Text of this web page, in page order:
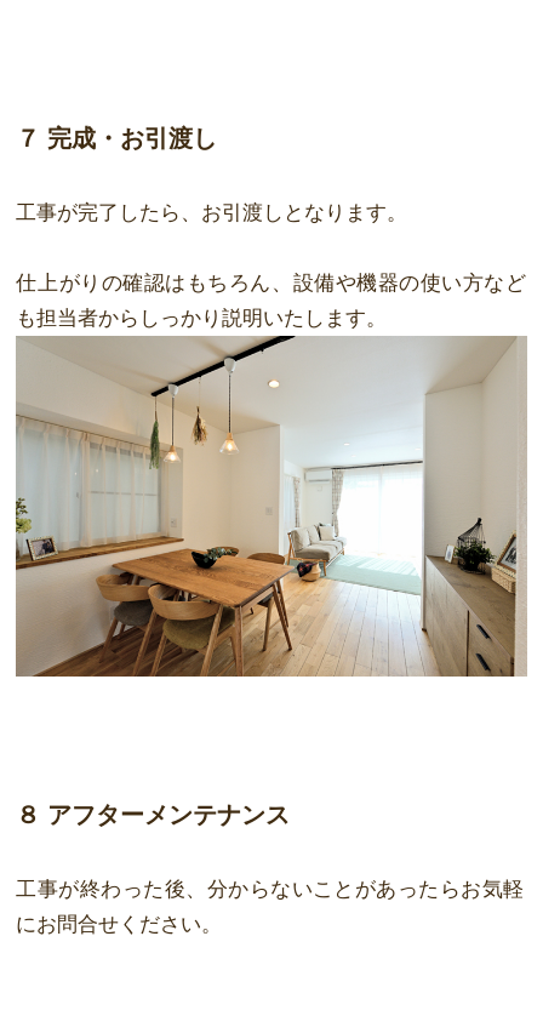
７ 完成・お引渡し
工事が完了したら、お引渡しとなります。
仕上がりの確認はもちろん、設備や機器の使い方など
も担当者からしっかり説明いた します。
８ アフターメンテナンス
工事が終わった後、分からないことがあったらお気軽
にお問合せください。